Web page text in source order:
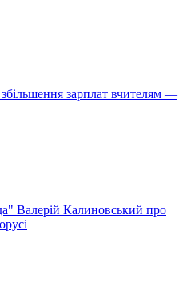
зарплат вчителям —
Валерій Калиновський про